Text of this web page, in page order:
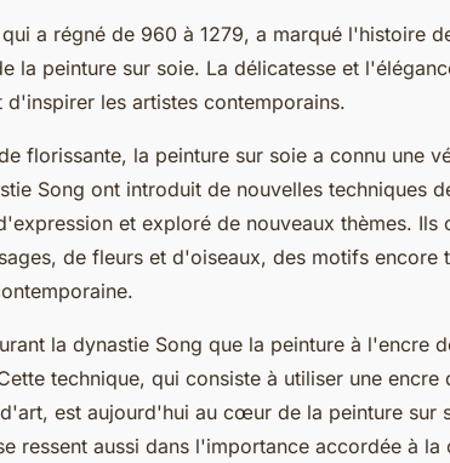
a régné de 960 à 1279, a marqué l'histoire
la peinture sur soie. La délicatesse et
d'inspirer les artistes contemporains.
florissante, la peinture sur soie a connu une
Song ont introduit de nouvelles techniques
et exploré de nouveaux thèmes. Ils
de fleurs et d'oiseaux, des motifs encore
la dynastie Song que la peinture à l'encre
technique, qui consiste à utiliser une encre
est aujourd'hui au cœur de la peinture sur
ressent aussi dans l'importance accordée à la